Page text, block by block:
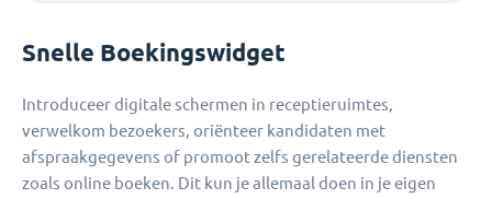
Snelle Boekingswidget
Introduceer digitale schermen in receptieruimtes,
verwelkom bezoekers, oriënteer kandidaten met
afspraakgegevens of promoot zelfs gerelateerde diensten
zoals online boeken. Dit kun je allemaal doen in je eigen